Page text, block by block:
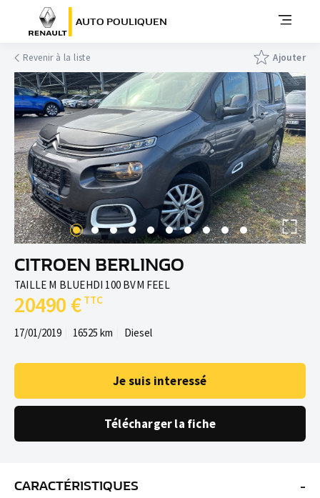
AUTO POULIQUEN
Revenir à la liste Ajouter
CITROEN BERLINGO
TAILLE M BLUEHDI 100 BVM FEEL
20490 €
17/01/2019 16525 km Diesel
Je suis interessé
Télécharger la fiche
CARACTÉRISTIQUES -